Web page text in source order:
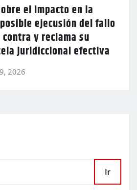
el impacto en la
ejecusión del fallo
y reclama su
juridiccional efectiva
2026
Ir